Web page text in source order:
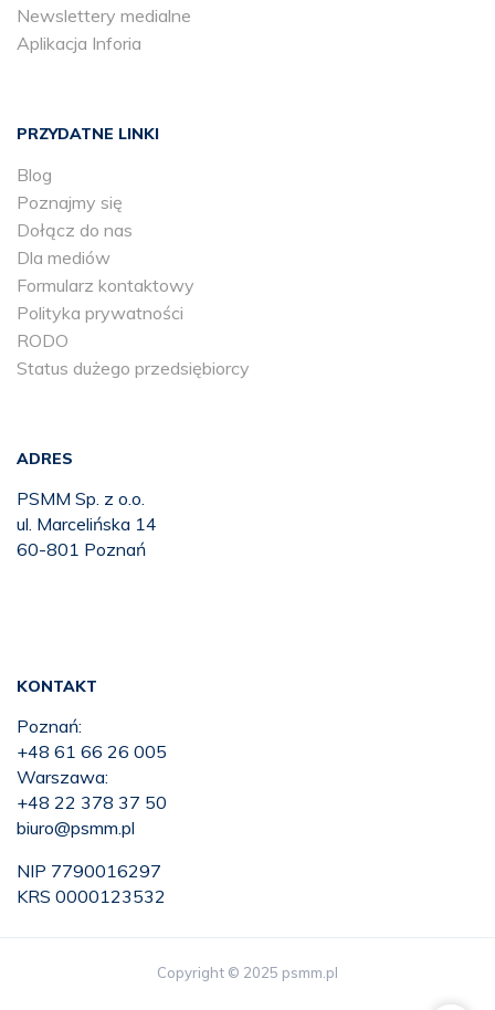
Newslettery medialne
Aplikacja Inforia
PRZYDATNE LINKI
Blog
Poznajmy się
Dołącz do nas
Dla mediów
Formularz kontaktowy
Polityka prywatności
RODO
Status dużego przedsiębiorcy
ADRES
PSMM Sp. z o.o.
ul. Marcelińska 14
60-801 Poznań
KONTAKT
Poznań:
+48 61 66 26 005
Warszawa:
+48 22 378 37 50
biuro@psmm.pl
NIP 7790016297
KRS 0000123532
Copyright © 2025 psmm.pl